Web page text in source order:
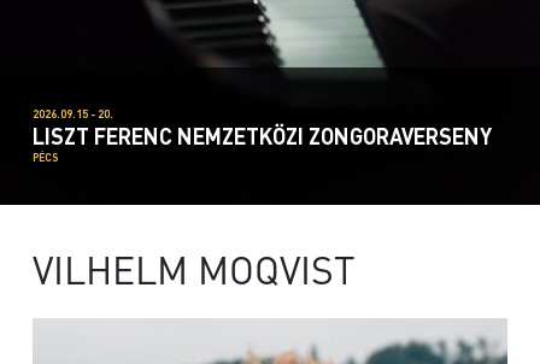
2026.09.15 - 20.
LISZT FERENC NEMZETKÖZI ZONGORAVERSENY
PÉCS
VILHELM MOQVIST